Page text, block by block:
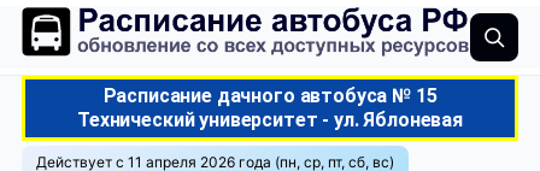
Расписание дачного автобуса № 15
Технический университет - ул. Яблоневая
Действует с 11 апреля 2026 года (пн, ср, пт, сб, вс)